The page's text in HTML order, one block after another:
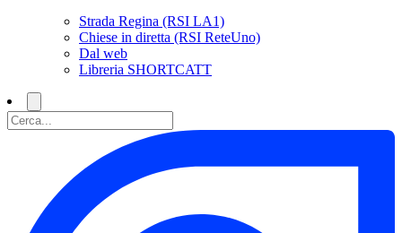
Strada Regina (RSI LA1)
Chiese in diretta (RSI ReteUno)
Dal web
Libreria SHORTCATT